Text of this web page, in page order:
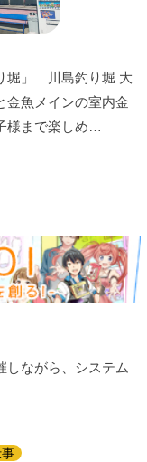
堀」 川島釣り堀 大
金魚メインの室内金
様まで楽しめ…
しながら、システム